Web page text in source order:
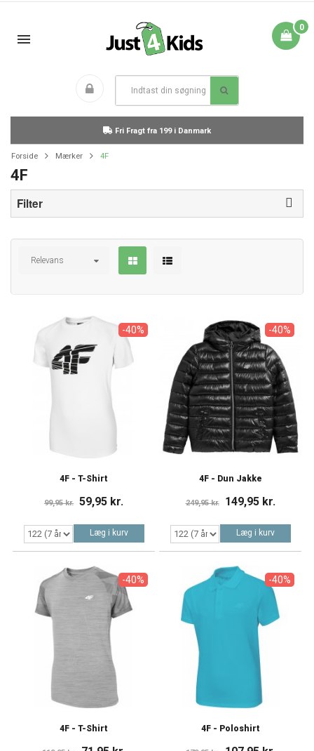
0
Fri Fragt fra 199 i Danmark
Forside Mærker 4F
4F
Filter
Relevans
-40%
4F - T-Shirt
99,95 kr. 59,95 kr.
Læg i kurv
-40%
4F - Dun Jakke
249,95 kr. 149,95 kr.
Læg i kurv
-40%
4F - T-Shirt
-40%
4F - Poloshirt